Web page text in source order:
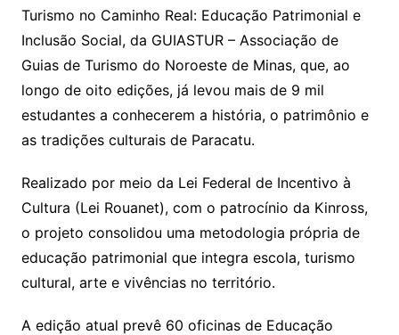
Turismo no Caminho Real: Educação Patrimonial e
Inclusão Social, da GUIASTUR – Associação de
Guias de Turismo do Noroeste de Minas, que, ao
longo de oito edições, já levou mais de 9 mil
estudantes a conhecerem a história, o patrimônio e
as tradições culturais de Paracatu.
Realizado por meio da Lei Federal de Incentivo à
Cultura (Lei Rouanet), com o patrocínio da Kinross,
o projeto consolidou uma metodologia própria de
educação patrimonial que integra escola, turismo
cultural, arte e vivências no território.
A edição atual prevê 60 oficinas de Educação